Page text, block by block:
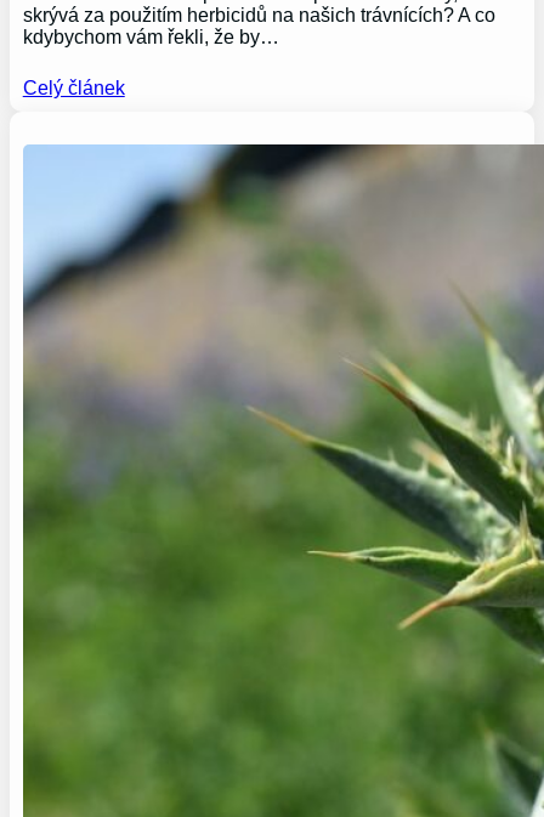
skrývá za použitím herbicidů na našich trávnících? A co
kdybychom vám řekli, že by…
Celý článek